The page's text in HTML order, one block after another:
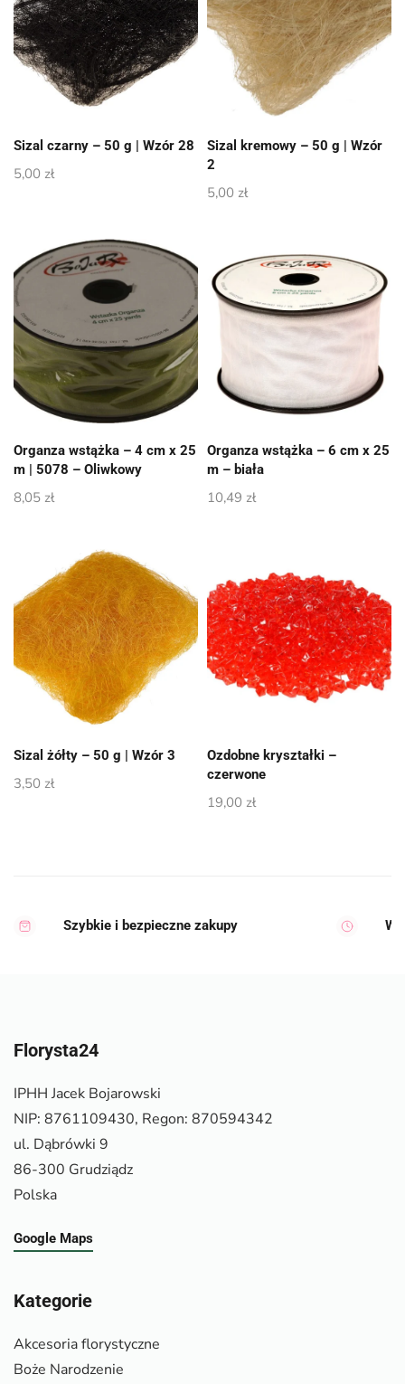
Sizal czarny – 50 g | Wzór 28
5,00 zł
Sizal kremowy – 50 g | Wzór
2
5,00 zł
Organza wstążka – 4 cm x 25
m | 5078 – Oliwkowy
8,05 zł
Organza wstążka – 6 cm x 25
m – biała
10,49 zł
Sizal żółty – 50 g | Wzór 3
3,50 zł
Ozdobne kryształki –
czerwone
19,00 zł
Szybkie i bezpieczne zakupy
Florysta24
IPHH Jacek Bojarowski
NIP: 8761109430, Regon: 870594342
ul. Dąbrówki 9
86-300 Grudziądz
Polska
Google Maps
Kategorie
Akcesoria florystyczne
Boże Narodzenie